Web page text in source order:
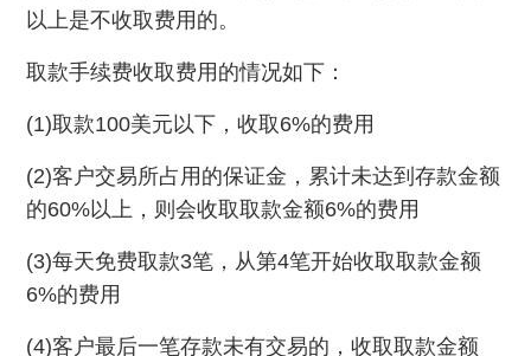
以上是不收取费用的。
取款手续费收取费用的情况如下：
(1)取款100美元以下，收取6%的费用
(2)客户交易所占用的保证金，累计未达到存款金额
的60%以上，则会收取取款金额6%的费用
(3)每天免费取款3笔，从第4笔开始收取取款金额
6%的费用
(4)客户最后一笔存款未有交易的，收取取款金额